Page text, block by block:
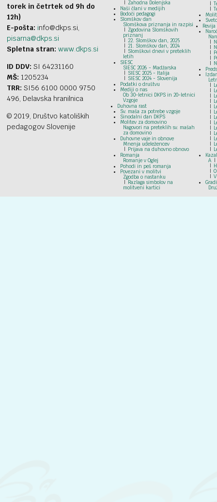
torek in četrtek od 9h do
12h)
E-pošta: info@dkps.si,
pisarna@dkps.si
Spletna stran: www.dkps.si
ID DDV: SI 64231160
MŠ: 1205234
TRR: SI56 6100 0000 9750
496, Delavska hranilnica
© 2019, Društvo katoliških
pedagogov Slovenije
Zahodna Dolenjska
Naši člani v medijih
Bodoči pedagogi
Slomškov dan
Slomškova priznanja in razpisi
Zgodovina Slomškovih
priznanj
22. Slomškov dan, 2025
21. Slomškov dan, 2024
Slomškovi dnevi v preteklih
letih
SIESC
SIESC 2026 - Madžarska
SIESC 2025 - Italija
SIESC 2024 - Slovenija
Podatki o društvu
Mediji o nas
Ob 30-letnici DKPS in 20-letnici
Vzgoje
Duhovna rast
Sv. maša za potrebe vzgoje
Sinodalni dan DKPS
Molitev za domovino
Nagovori na preteklih sv. mašah
za domovino
Duhovne vaje in obnove
Mnenja udeležencev
Prijava na duhovno obnovo
Romanja
Romanje v Oglej
Pohodi in peš romanja
Povezani v molitvi
Zgodba o nastanku
Razlaga simbolov na
molitveni kartici
A
H
O
V